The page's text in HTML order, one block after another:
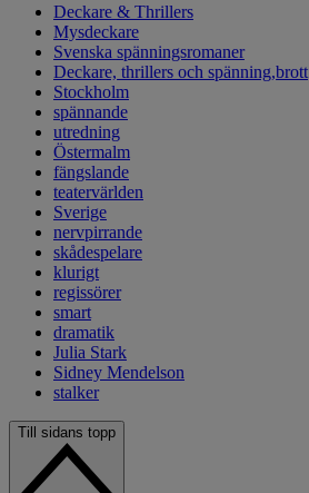
Deckare & Thrillers
Mysdeckare
Svenska spänningsromaner
Deckare, thrillers och spänning,brott
Stockholm
spännande
utredning
Östermalm
fängslande
teatervärlden
Sverige
nervpirrande
skådespelare
klurigt
regissörer
smart
dramatik
Julia Stark
Sidney Mendelson
stalker
Till sidans topp